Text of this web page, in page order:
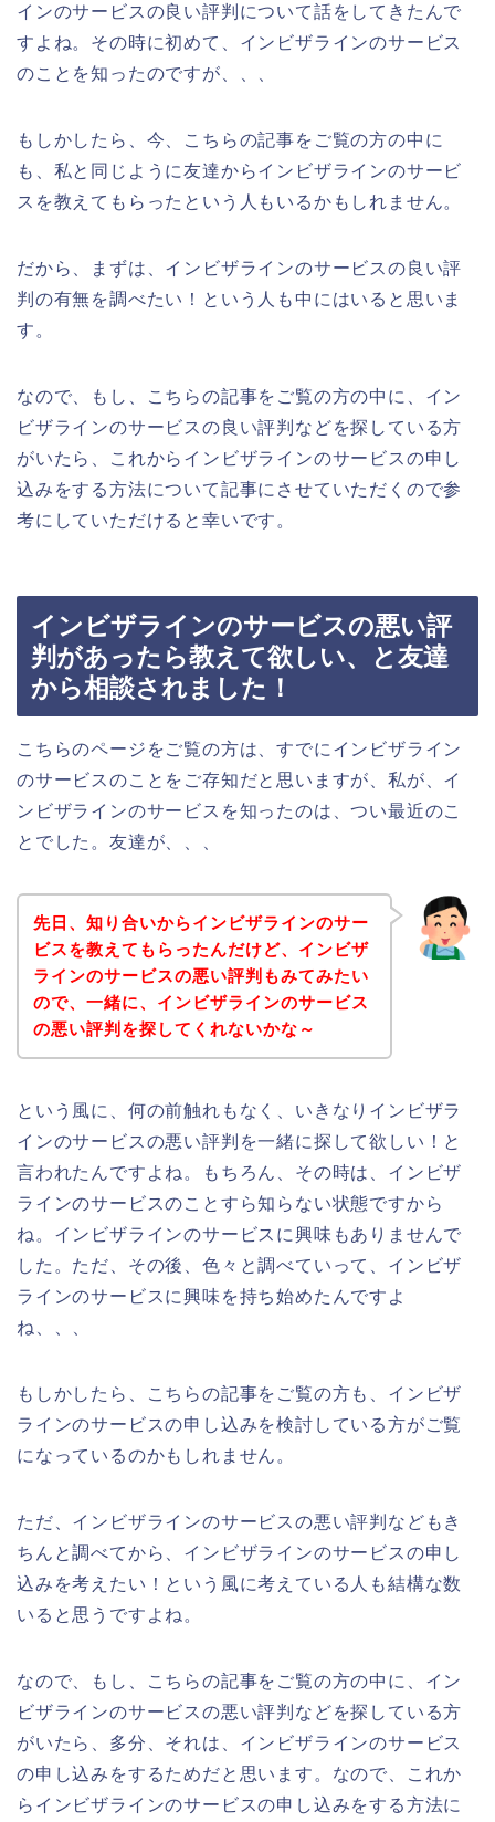
インのサービスの良い評判について話をしてきたんで
すよね。その時に初めて、インビザラインのサービス
のことを知ったのですが、、、
もしかしたら、今、こちらの記事をご覧の方の中に
も、私と同じように友達からインビザラインのサービ
スを教えてもらったという人もいるかもしれません。
だから、まずは、インビザラインのサービスの良い評
判の有無を調べたい！という人も中にはいると思いま
す。
なので、もし、こちらの記事をご覧の方の中に、イン
ビザラインのサービスの良い評判などを探している方
がいたら、これからインビザラインのサービスの申し
込みをする方法について記事にさせていただくので参
考にしていただけると幸いです。
インビザラインのサービスの悪い評
判があったら教えて欲しい、と友達
から相談されました！
こちらのページをご覧の方は、すでにインビザライン
のサービスのことをご存知だと思いますが、私が、イ
ンビザラインのサービスを知ったのは、つい最近のこ
とでした。友達が、、、
先日、知り合いからインビザラインのサー
ビスを教えてもらったんだけど、インビザ
ラインのサービスの悪い評判もみてみたい
ので、一緒に、インビザラインのサービス
の悪い評判を探してくれないかな～
という風に、何の前触れもなく、いきなりインビザラ
インのサービスの悪い評判を一緒に探して欲しい！と
言われたんですよね。もちろん、その時は、インビザ
ラインのサービスのことすら知らない状態ですから
ね。インビザラインのサービスに興味もありませんで
した。ただ、その後、色々と調べていって、インビザ
ラインのサービスに興味を持ち始めたんですよ
ね、、、
もしかしたら、こちらの記事をご覧の方も、インビザ
ラインのサービスの申し込みを検討している方がご覧
になっているのかもしれません。
ただ、インビザラインのサービスの悪い評判などもき
ちんと調べてから、インビザラインのサービスの申し
込みを考えたい！という風に考えている人も結構な数
いると思うですよね。
なので、もし、こちらの記事をご覧の方の中に、イン
ビザラインのサービスの悪い評判などを探している方
がいたら、多分、それは、インビザラインのサービス
の申し込みをするためだと思います。なので、これか
らインビザラインのサービスの申し込みをする方法に